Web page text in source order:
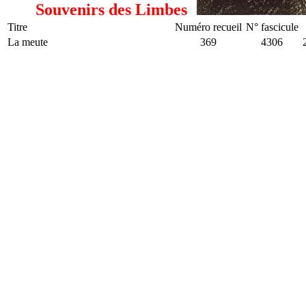
Souvenirs des Limbes
Titre Numéro recueil N° fascicule
La meute
369 4306